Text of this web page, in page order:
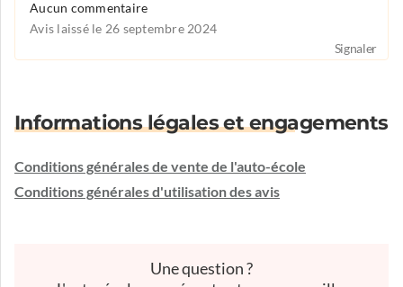
Aucun commentaire
Avis laissé le 26 septembre 2024
Signaler
Informations légales et engagements
Conditions générales de vente de l'auto-école
Conditions générales d'utilisation des avis
Une question ?